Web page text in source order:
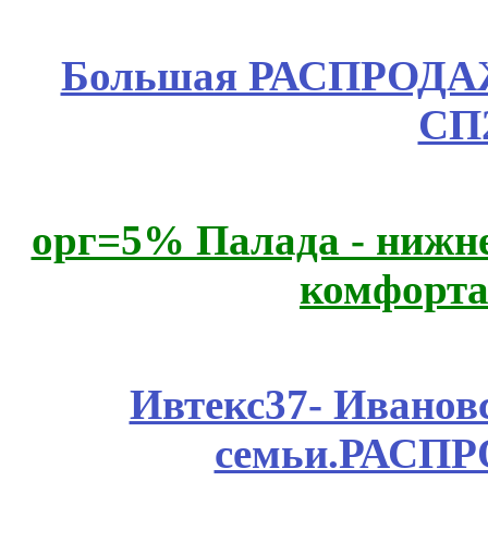
Большая
орг=5% Палада -
Ивтекс37-